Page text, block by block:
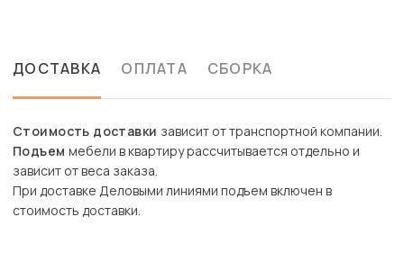
ДОСТАВКА ОПЛАТА СБОРКА
Стоимость доставки зависит от транспортной компании.
Подъем мебели в квартиру рассчитывается отдельно и
зависит от веса заказа.
При доставке Деловыми линиями подъем включен в
стоимость доставки.